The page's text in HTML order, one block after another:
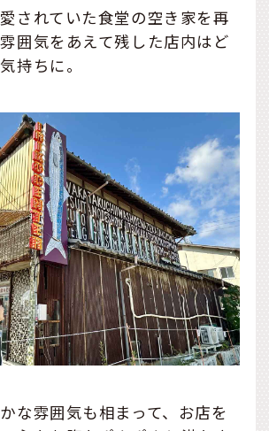
されていた食堂の空き家を再
囲気をあえて残した店内はど
持ちに。
な雰囲気も相まって、お店を